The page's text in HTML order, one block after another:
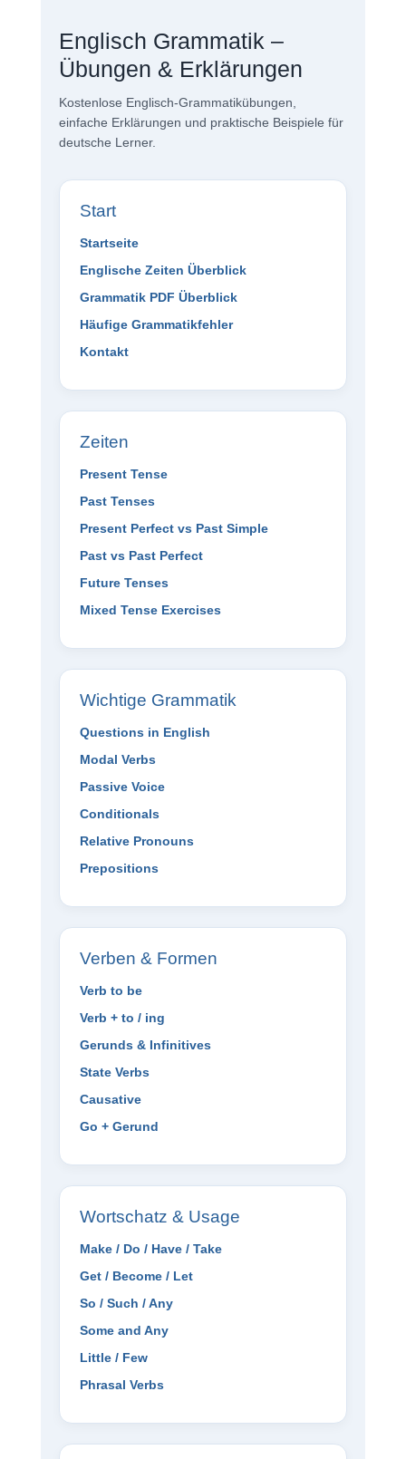
Englisch Grammatik –
Übungen & Erklärungen
Kostenlose Englisch-Grammatikübungen,
einfache Erklärungen und praktische Beispiele für
deutsche Lerner.
Start
Startseite
Englische Zeiten Überblick
Grammatik PDF Überblick
Häufige Grammatikfehler
Kontakt
Zeiten
Present Tense
Past Tenses
Present Perfect vs Past Simple
Past vs Past Perfect
Future Tenses
Mixed Tense Exercises
Wichtige Grammatik
Questions in English
Modal Verbs
Passive Voice
Conditionals
Relative Pronouns
Prepositions
Verben & Formen
Verb to be
Verb + to / ing
Gerunds & Infinitives
State Verbs
Causative
Go + Gerund
Wortschatz & Usage
Make / Do / Have / Take
Get / Become / Let
So / Such / Any
Some and Any
Little / Few
Phrasal Verbs